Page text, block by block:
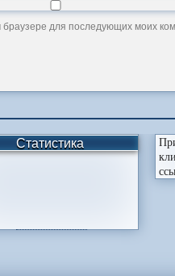
для последующих моих
Статистика